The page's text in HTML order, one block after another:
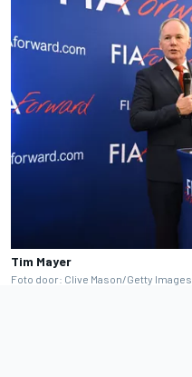
Tim Mayer
Foto door: Clive Mason/Getty Images